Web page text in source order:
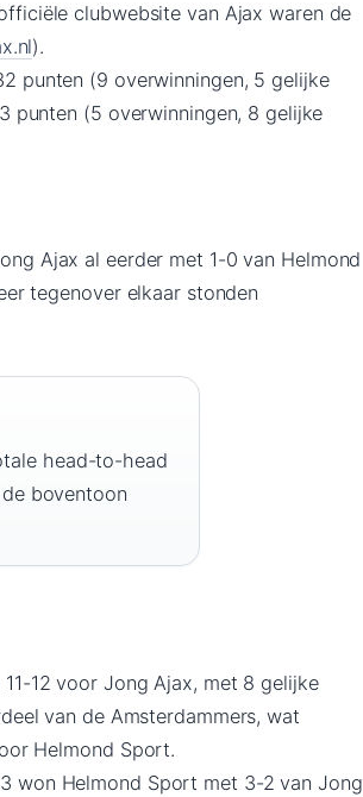
clubwebsite van Ajax waren de
).
punten (9 overwinningen, 5 gelijke
punten (5 overwinningen, 8 gelijke
Ajax al eerder met 1-0 van Helmond
tegenover elkaar stonden
head-to-head
boventoon
12 voor Jong Ajax, met 8 gelijke
van de Amsterdammers, wat
Helmond Sport.
won Helmond Sport met 3-2 van Jong